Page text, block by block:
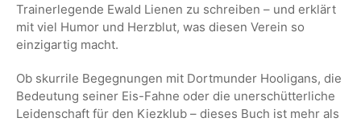
Trainerlegende Ewald Lienen zu schreiben – und erklärt
mit viel Humor und Herzblut, was diesen Verein so
einzigartig macht.
Ob skurrile Begegnungen mit Dortmunder Hooligans, die
Bedeutung seiner Eis-Fahne oder die unerschütterliche
Leidenschaft für den Kiezklub – dieses Buch ist mehr als